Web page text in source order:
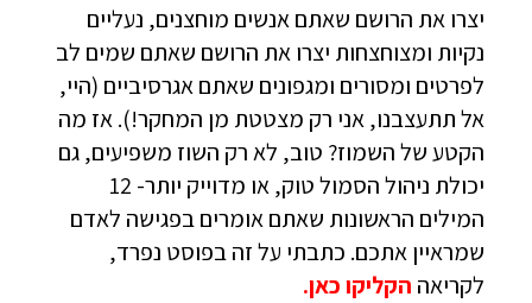
יצרו את הרושם שאתם אנשים מוחצנים, נעליים
נקיות ומצוחצחות יצרו את הרושם שאתם שמים לב
לפרטים ומסורים ומגפונים שאתם אגרסיביים (היי,
אל תתעצבנו, אני רק מצטטת מן המחקר!). אז מה
הקטע של השמוז? טוב, לא רק השוז משפיעים, גם
יכולת ניהול הסמול טוק, או מדוייק יותר- 12
המילים הראשונות שאתם אומרים בפגישה לאדם
שמראיין אתכם. כתבתי על זה בפוסט נפרד,
לקריאה הקליקו כאן.